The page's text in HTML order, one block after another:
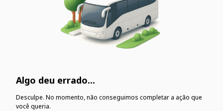
Algo deu errado...
Desculpe. No momento, não conseguimos completar a ação que
você queria.